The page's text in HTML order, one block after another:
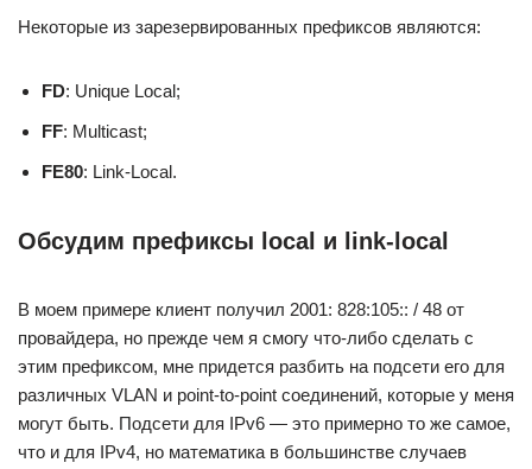
Некоторые из зарезервированных префиксов являются:
FD: Unique Local;
FF: Multicast;
FE80: Link-Local.
Обсудим префиксы local и link-local
В моем примере клиент получил 2001: 828:105:: / 48 от
провайдера, но прежде чем я смогу что-либо сделать с
этим префиксом, мне придется разбить на подсети его для
различных VLAN и point-to-point соединений, которые у меня
могут быть. Подсети для IPv6 — это примерно то же самое,
что и для IPv4, но математика в большинстве случаев